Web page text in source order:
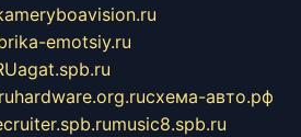
emotsiy.ru
agat.spb.ru
hardware.org.ruсхема-авто.рф
music8.spb.ru